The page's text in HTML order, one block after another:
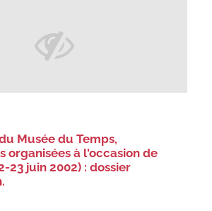
Musée du Temps,
organisées à l'occasion de
23 juin 2002) : dossier